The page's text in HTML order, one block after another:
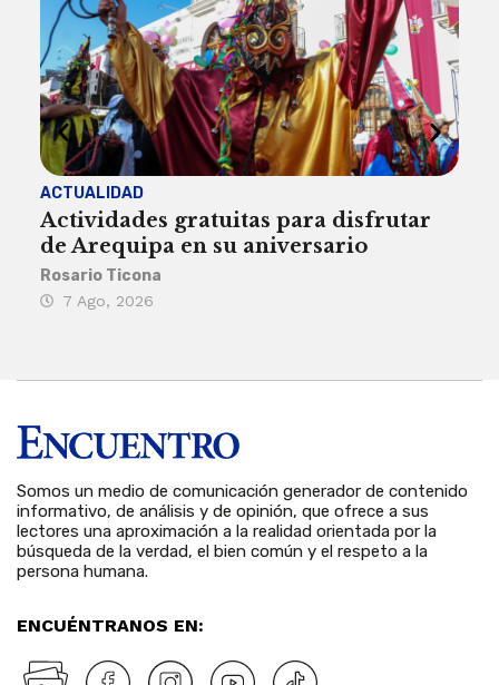
ACTUALIDAD
Actividades gratuitas para disfrutar
de Arequipa en su aniversario
Rosario Ticona
7 Ago, 2026
Somos un medio de comunicación generador de contenido
informativo, de análisis y de opinión, que ofrece a sus
lectores una aproximación a la realidad orientada por la
búsqueda de la verdad, el bien común y el respeto a la
persona humana.
ENCUÉNTRANOS EN: